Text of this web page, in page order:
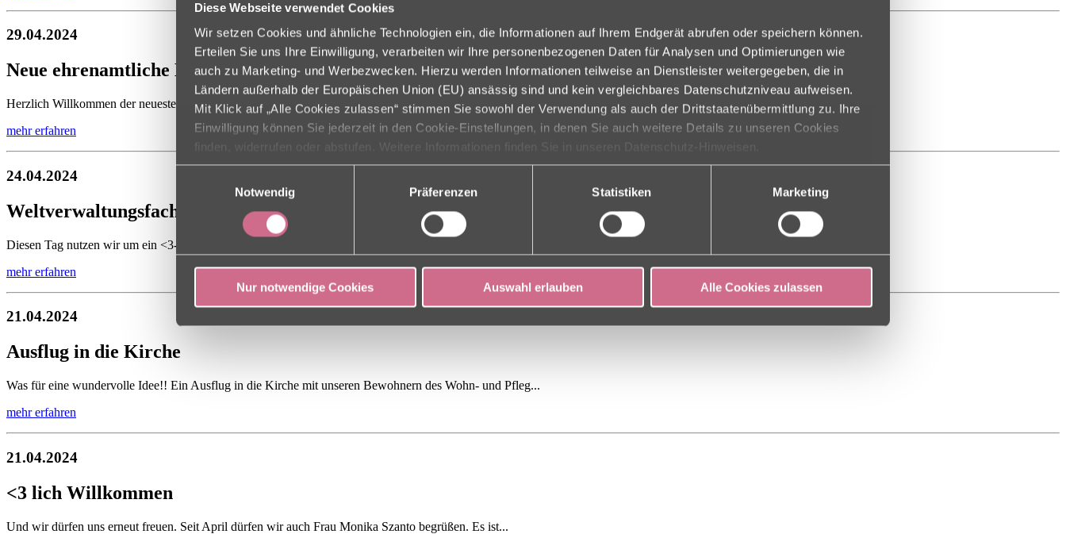
Diese Webseite verwendet Cookies
Wir setzen Cookies und ähnliche Technologien ein, die Informationen auf Ihrem Endgerät abrufen oder speichern können.
Erteilen Sie uns Ihre Einwilligung, verarbeiten wir Ihre personenbezogenen Daten für Analysen und Optimierungen wie
auch zu Marketing- und Werbezwecken. Hierzu werden Informationen teilweise an Dienstleister weitergegeben, die in
Ländern außerhalb der Europäischen Union (EU) ansässig sind und kein vergleichbares Datenschutzniveau aufweisen.
Mit Klick auf „Alle Cookies zulassen“ stimmen Sie sowohl der Verwendung als auch der Drittstaatenübermittlung zu. Ihre
Einwilligung können Sie jederzeit in den Cookie-Einstellungen, in denen Sie auch weitere Details zu unseren Cookies
finden, widerrufen oder abstufen. Weitere Informationen finden Sie in unseren Datenschutz-Hinweisen.
Notwendig
Präferenzen Statistiken Marketing
Nur notwendige Cookies Auswahl erlauben Alle Cookies zulassen
29.04.2024
Neue ehrenamtliche Mitarbeiterin
Herzlich Willkommen der neuesten ehrenamtlichen Mitarbeiterin Frau Nonna Nesviatypaska.Wir freuen un...
mehr erfahren
24.04.2024
Weltverwaltungsfachkräfte-TAG
Diesen Tag nutzen wir um ein <3-liches Dankeschön an unsere Verwaltungsdamen Frau Brandl, Frau S...
mehr erfahren
21.04.2024
Ausflug in die Kirche
Was für eine wundervolle Idee!! Ein Ausflug in die Kirche mit unseren Bewohnern des Wohn- und Pfleg...
mehr erfahren
21.04.2024
<3 lich Willkommen
Und wir dürfen uns erneut freuen. Seit April dürfen wir auch Frau Monika Szanto begrüßen. Es ist...